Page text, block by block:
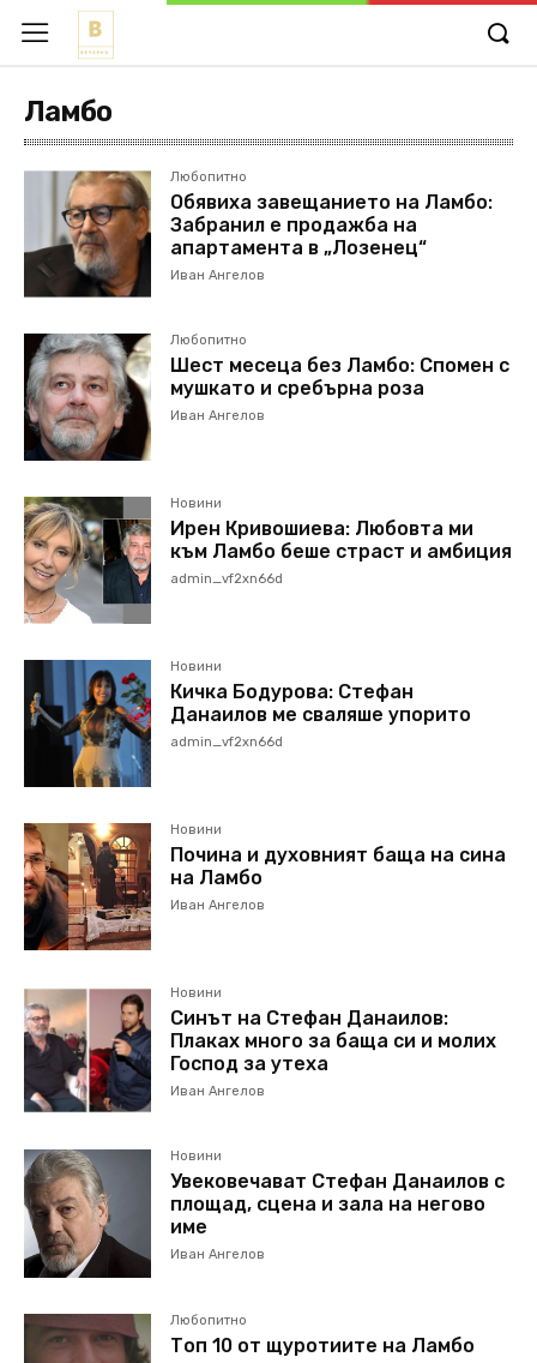
Ламбо
Любопитно
Обявиха завещанието на Ламбо:
Забранил е продажба на
апартамента в „Лозенец“
Иван Ангелов
Любопитно
Шест месеца без Ламбо: Спомен с
мушкато и сребърна роза
Иван Ангелов
Новини
Ирен Кривошиева: Любовта ми
към Ламбо беше страст и амбиция
admin_vf2xn66d
Новини
Кичка Бодурова: Стефан
Данаилов ме сваляше упорито
admin_vf2xn66d
Новини
Почина и духовният баща на сина
на Ламбо
Иван Ангелов
Новини
Синът на Стефан Данаилов:
Плаках много за баща си и молих
Господ за утеха
Иван Ангелов
Новини
Увековечават Стефан Данаилов с
площад, сцена и зала на негово
име
Иван Ангелов
Любопитно
Топ 10 от щуротиите на Ламбо